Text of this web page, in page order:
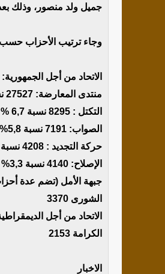
جميل ولد منصور، وذلك بعد فرز 563 مكتب تصويت من أصل 655 مكتب تصويت في نواكشوط
وجاء ترتيب الأحزاب حسب
الاتحاد من أجل الجمهورية: 28971 نسبة 23,70%
منتدى المعارضة: 27527 نسبة 22,52%
التكتل : 8295 نسبة 6,7 %
الصواب: 7191 نسبة 5,8%
حركة التجديد : 4208 نسبة 3,4%
الإصلاح: 4140 نسبة 3,3%
جبهة الأمل (تضم عدة أحزاب): 3772نسبة
الشورى 3370
الاتحاد من أجل الديمقراطية
الكرامة 2153
الاخبار